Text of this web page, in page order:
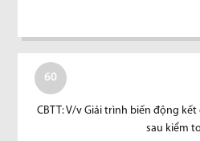
60
CBTT: V/v Giải trình biến động
sau kiểm